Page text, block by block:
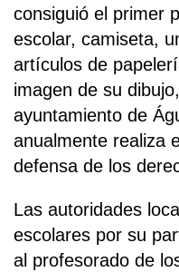
consiguió el primer
escolar, camiseta,
artículos de
imagen de su
ayuntamiento de
anualmente realiza
defensa de los
Las autoridades
escolares por su
al profesorado de